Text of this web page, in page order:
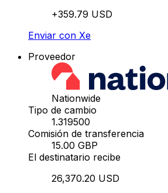
+359.79 USD
Enviar con Xe
Proveedor
Nationwide
Tipo de cambio
1.319500
Comisión de transferencia
15.00 GBP
El destinatario recibe
26,370.20 USD